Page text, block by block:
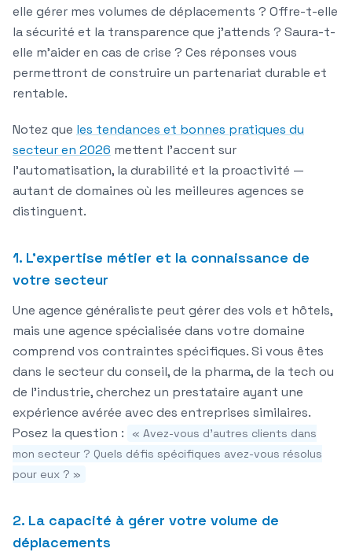
elle gérer mes volumes de déplacements ? Offre-t-elle
la sécurité et la transparence que j'attends ? Saura-t-
elle m'aider en cas de crise ? Ces réponses vous
permettront de construire un partenariat durable et
rentable.
Notez que les tendances et bonnes pratiques du
secteur en 2026 mettent l'accent sur
l'automatisation, la durabilité et la proactivité —
autant de domaines où les meilleures agences se
distinguent.
1. L'expertise métier et la connaissance de
votre secteur
Une agence généraliste peut gérer des vols et hôtels,
mais une agence spécialisée dans votre domaine
comprend vos contraintes spécifiques. Si vous êtes
dans le secteur du conseil, de la pharma, de la tech ou
de l'industrie, cherchez un prestataire ayant une
expérience avérée avec des entreprises similaires.
Posez la question :
« Avez-vous d'autres clients dans
mon secteur ? Quels défis spécifiques avez-vous résolus
pour eux ? »
2. La capacité à gérer votre volume de
déplacements